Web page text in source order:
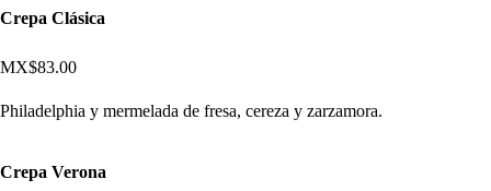
Crepa Clásica
MX$83.00
Philadelphia y mermelada de fresa, cereza y zarzamora.
Crepa Verona